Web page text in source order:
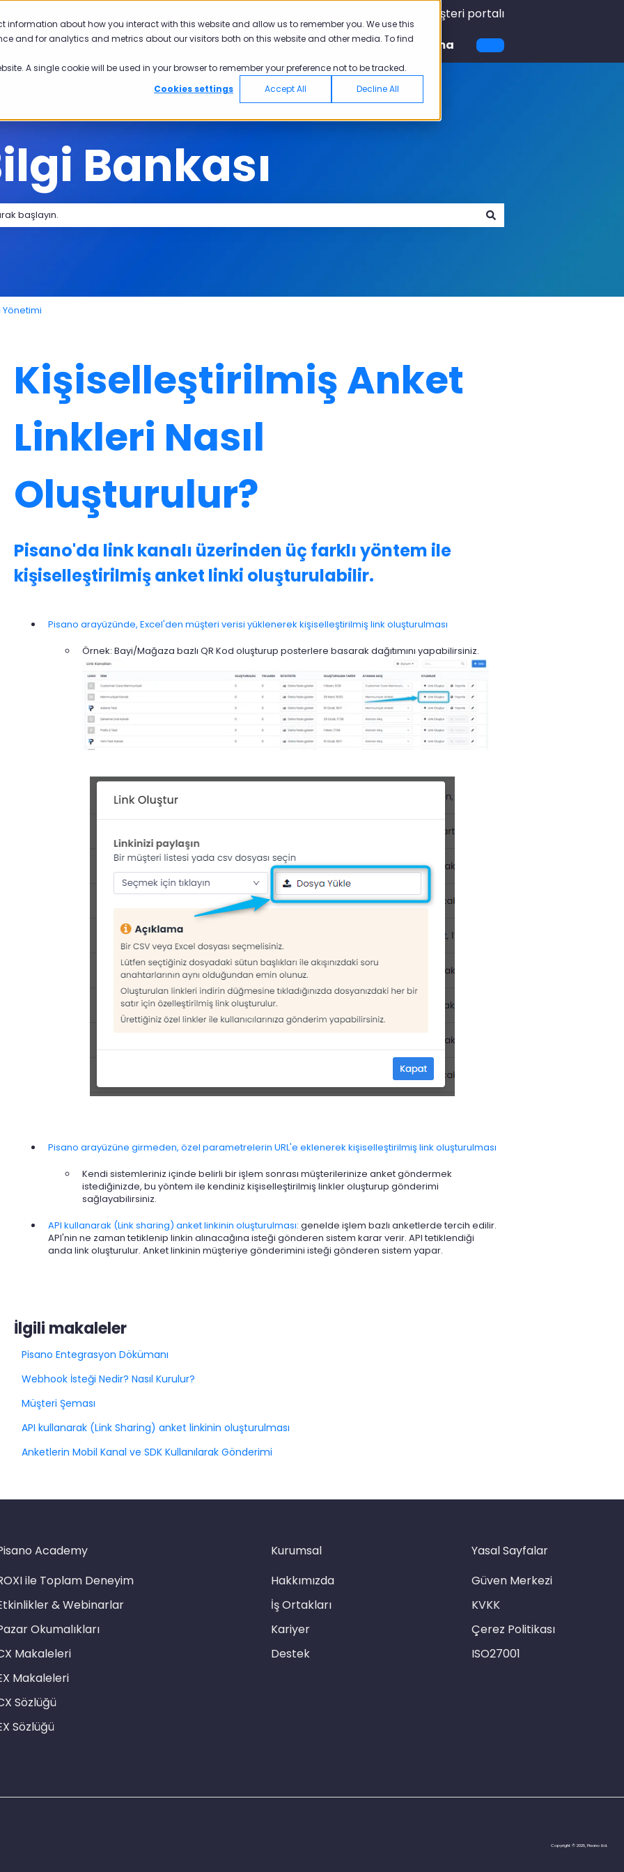
about how you interact with this website and allow us to remember you. We use this
and for analytics and metrics about our visitors both on this website and other media. To find
A single cookie will be used in your browser to remember your preference not to be tracked.
Cookies settings
Accept All Decline All
Müşteri portalı
Sektörler Neden Pisano Akademi Akademi için alt menüyü göster
Fiyatlandırma
Bankası
Yönetimi
Kişiselleştirilmiş Anket
Linkleri Nasıl
Oluşturulur?
Pisano'da link kanalı üzerinden üç farklı yöntem ile
kişiselleştirilmiş anket linki oluşturulabilir.
Pisano arayüzünde, Excel'den müşteri verisi yüklenerek kişiselleştirilmiş link oluşturulması
Örnek: Bayi/Mağaza bazlı QR Kod oluşturup posterlere basarak dağıtımını yapabilirsiniz.
Pisano arayüzüne girmeden, özel parametrelerin URL'e eklenerek kişiselleştirilmiş link oluşturulması
Kendi sistemleriniz içinde belirli bir işlem sonrası müşterilerinize anket göndermek
istediğinizde, bu yöntem ile kendiniz kişiselleştirilmiş linkler oluşturup gönderimi
sağlayabilirsiniz.
API kullanarak (Link sharing) anket linkinin oluşturulması: genelde işlem bazlı anketlerde tercih edilir.
API'nin ne zaman tetiklenip linkin alınacağına isteği gönderen sistem karar verir. API tetiklendiği
anda link oluşturulur. Anket linkinin müşteriye gönderimini isteği gönderen sistem yapar.
İlgili makaleler
Pisano Entegrasyon Dökümanı
Webhook İsteği Nedir? Nasıl Kurulur?
Müşteri Şeması
API kullanarak (Link Sharing) anket linkinin oluşturulması
Anketlerin Mobil Kanal ve SDK Kullanılarak Gönderimi
Academy
ile Toplam Deneyim
& Webinarlar
Okumalıkları
Makaleleri
Makaleleri
Sözlüğü
Sözlüğü
Kurumsal
Hakkımızda
İş Ortakları
Kariyer
Destek
Yasal Sayfalar
Güven Merkezi
KVKK
Çerez Politikası
ISO27001
Copyright © 2025, Pisano Ltd.